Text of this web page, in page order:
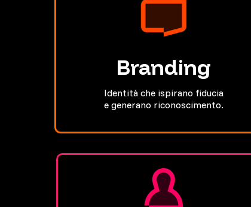
Branding
Identità che ispirano fiducia
e generano riconoscimento.